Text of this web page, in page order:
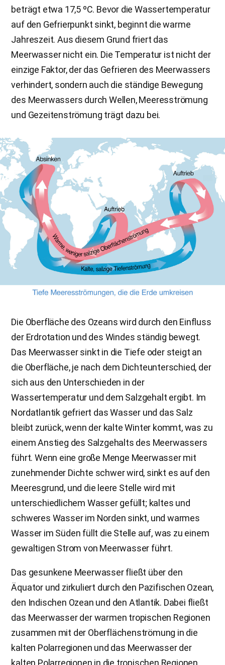
beträgt etwa 17,5 ºC. Bevor die Wassertemperatur
auf den Gefrierpunkt sinkt, beginnt die warme
Jahreszeit. Aus diesem Grund friert das
Meerwasser nicht ein. Die Temperatur ist nicht der
einzige Faktor, der das Gefrieren des Meerwassers
verhindert, sondern auch die ständige Bewegung
des Meerwassers durch Wellen, Meeresströmung
und Gezeitenströmung trägt dazu bei.
Die Oberfläche des Ozeans wird durch den Einfluss
der Erdrotation und des Windes ständig bewegt.
Das Meerwasser sinkt in die Tiefe oder steigt an
die Oberfläche, je nach dem Dichteunterschied, der
sich aus den Unterschieden in der
Wassertemperatur und dem Salzgehalt ergibt. Im
Nordatlantik gefriert das Wasser und das Salz
bleibt zurück, wenn der kalte Winter kommt, was zu
einem Anstieg des Salzgehalts des Meerwassers
führt. Wenn eine große Menge Meerwasser mit
zunehmender Dichte schwer wird, sinkt es auf den
Meeresgrund, und die leere Stelle wird mit
unterschiedlichem Wasser gefüllt; kaltes und
schweres Wasser im Norden sinkt, und warmes
Wasser im Süden füllt die Stelle auf, was zu einem
gewaltigen Strom von Meerwasser führt.
Das gesunkene Meerwasser fließt über den
Äquator und zirkuliert durch den Pazifischen Ozean,
den Indischen Ozean und den Atlantik. Dabei fließt
das Meerwasser der warmen tropischen Regionen
zusammen mit der Oberflächenströmung in die
kalten Polarregionen und das Meerwasser der
kalten Polarregionen in die tropischen Regionen.